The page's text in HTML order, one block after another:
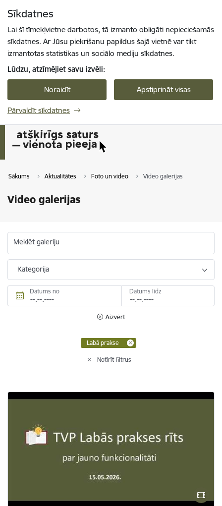
Sīkdatnes
Lai šī tīmekļvietne darbotos, tā izmanto obligāti nepieciešamās
sīkdatnes. Ar Jūsu piekrišanu papildus šajā vietnē var tikt
izmantotas statistikas un sociālo mediju sīkdatnes.
Lūdzu, atzīmējiet savu izvēli:
Noraidīt Apstiprināt visas
Pārvaldīt sīkdatnes
Sākums Aktualitātes Foto un video Video galerijas
Video galerijas
Meklēt galeriju
Kategorija
Datums no Datums līdz
Aizvērt
Labā prakse
Notīrīt filtrus